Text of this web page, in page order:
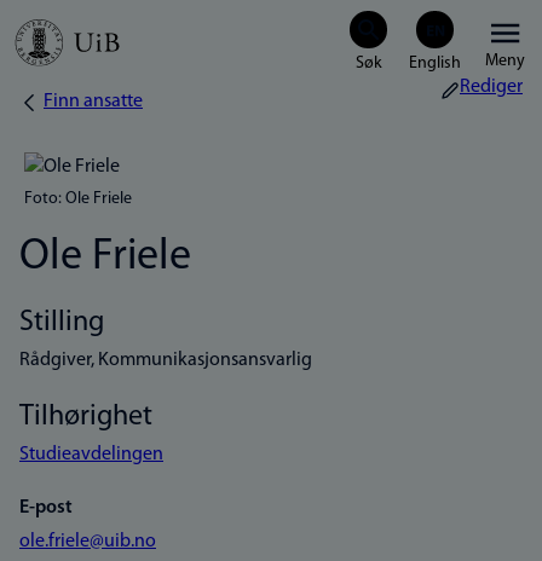
Hopp
Meny
Navigasjonssti
Finn ansatte
Rediger
Foto: Ole Friele
Ole Friele
Stilling
Rådgiver, Kommunikasjonsansvarlig
Tilhørighet
Studieavdelingen
E-post
ole.friele@uib.no